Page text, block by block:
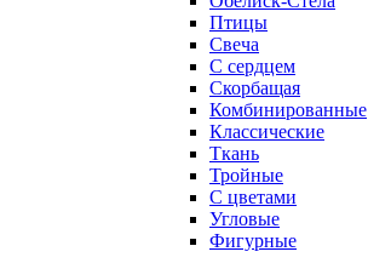
Птицы
Свеча
С сердцем
Скорбащая
Комбинированные
Классические
Ткань
Тройные
С цветами
Угловые
Фигурные